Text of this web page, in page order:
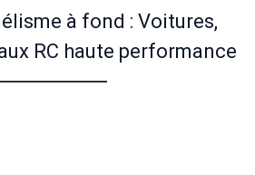
à fond : Voitures,
RC haute performance